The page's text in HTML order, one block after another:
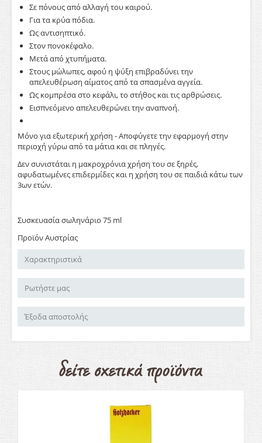
Σε πόνους από αλλαγή του καιρού.
Για τα κρύα πόδια.
Ως αντισηπτικό.
Στον πονοκέφαλο.
Μετά από χτυπήματα.
Στους μώλωπες, αφού η ψύξη επιβραδύνει την
απελευθέρωση αίματος από τα σπασμένα αγγεία.
Ως κομπρέσα στο κεφάλι, το στήθος και τις αρθρώσεις.
Εισπνεόμενο απελευθερώνει την αναπνοή.
Μόνο για εξωτερική χρήση - Αποφύγετε την εφαρμογή στην
περιοχή γύρω από τα μάτια και σε πληγές.
Δεν συνιστάται η μακροχρόνια χρήση του σε ξηρές,
αφυδατωμένες επιδερμίδες και η χρήση του σε παιδιά κάτω των
3ων ετών.
Συσκευασία σωληνάριο 75 ml
Προϊόν Αυστρίας
Χαρακτηριστικά
Ρωτήστε μας
Έξοδα αποστολής